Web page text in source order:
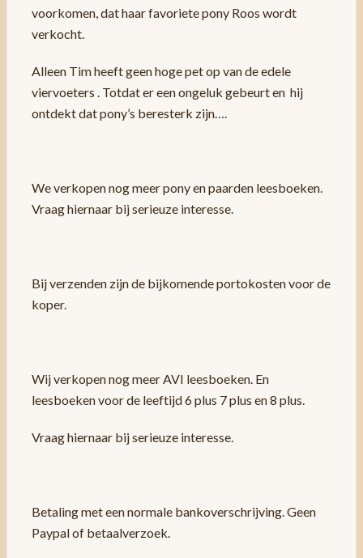
voorkomen, dat haar favoriete pony Roos wordt
verkocht.
Alleen Tim heeft geen hoge pet op van de edele
viervoeters . Totdat er een ongeluk gebeurt en hij
ontdekt dat pony’s beresterk zijn….
We verkopen nog meer pony en paarden leesboeken.
Vraag hiernaar bij serieuze interesse.
Bij verzenden zijn de bijkomende portokosten voor de
koper.
Wij verkopen nog meer AVI leesboeken. En
leesboeken voor de leeftijd 6 plus 7 plus en 8 plus.
Vraag hiernaar bij serieuze interesse.
Betaling met een normale bankoverschrijving. Geen
Paypal of betaalverzoek.